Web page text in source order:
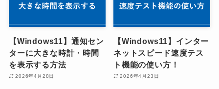
【Windows11】通知セン
ターに大きな時計・時間
を表示する方法
2026年4月28日
【Windows11】インター
ネットスピード速度テス
ト機能の使い方！
2026年4月23日